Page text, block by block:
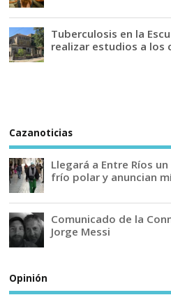
Tuberculosis en la
realizar estudios a los
Cazanoticias
Llegará a Entre Ríos
frío polar y anuncian
Comunicado de la
Jorge Messi
Opinión